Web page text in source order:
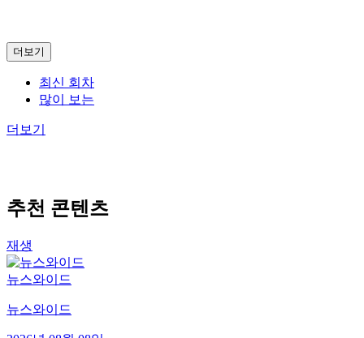
더보기
최신 회차
많이 보는
더보기
추천 콘텐츠
재생
뉴스와이드
뉴스와이드